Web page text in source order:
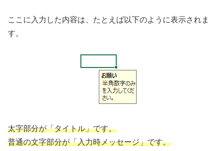
ここに入力した内容は、たとえば以下のように表示されま
す。
太字部分が「タイトル」です。
普通の文字部分が「入力時メッセージ」です。